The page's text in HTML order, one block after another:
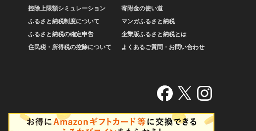
控除上限額シミュレーション
ふるさと納税制度について
ふるさと納税の確定申告
住民税・所得税の控除について
寄附金の使い道
マンガふるさと納税
企業版ふるさと納税とは
よくあるご質問・お問い合わせ